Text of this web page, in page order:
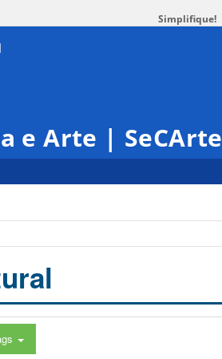
Simplifique!
e Arte | SeCArte